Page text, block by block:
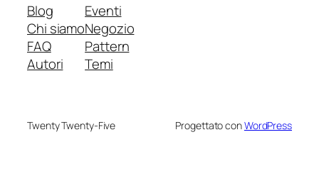
Blog
Chi siamo
FAQ
Autori
Eventi
Negozio
Pattern
Temi
Twenty Twenty-Five Progettato conWordPress